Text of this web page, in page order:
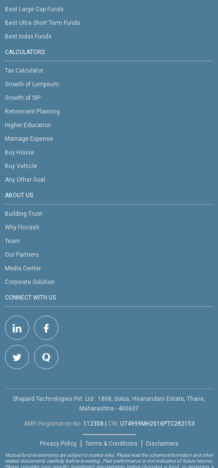
Best Large Cap Funds
Best Ultra Short Term Funds
Best Index Funds
CALCULATORS
Tax Calculator
Growth of Lumpsum
Growth of SIP
Retirement Planning
Higher Education
Marriage Expense
Buy House
Buy Vehicle
Any Other Goal
ABOUT US
Building Trust
Why Fincash
Team
Our Partners
Media Center
Corporate Solution
CONNECT WITH US
Shepard Technologies Pvt. Ltd : 1808, Solus, Hiranandani Estate, Thane,
Maharashtra - 400607
AMFI Registration No. 112358 CIN: U74999MH2016PTC282153
Privacy Policy Terms & Conditions Disclaimers
Mutual fund investments are subject to market risks. Please read the scheme information and other
related documents carefully before investing. Past performance is not indicative of future returns.
Please consider your specific investment requirements before choosing a fund, or designing a